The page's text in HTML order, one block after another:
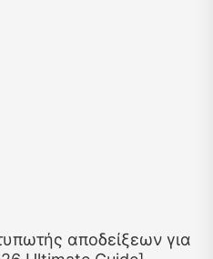
αποδείξεων για